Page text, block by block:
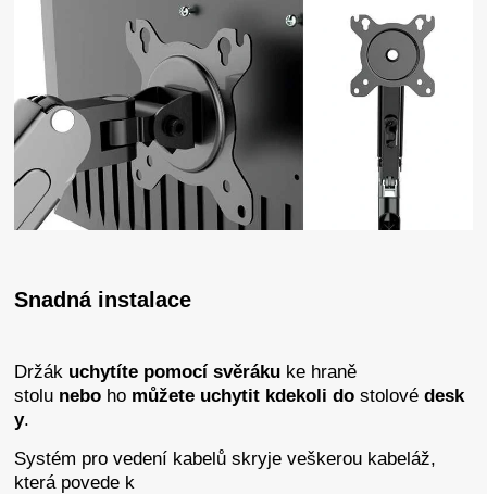
Snadná instalace
Držák uchytíte pomocí svěráku ke hraně
stolu nebo ho můžete uchytit kdekolidostolovédesk
y.
Systém pro vedení kabelů skryje veškerou kabeláž,
která povede k